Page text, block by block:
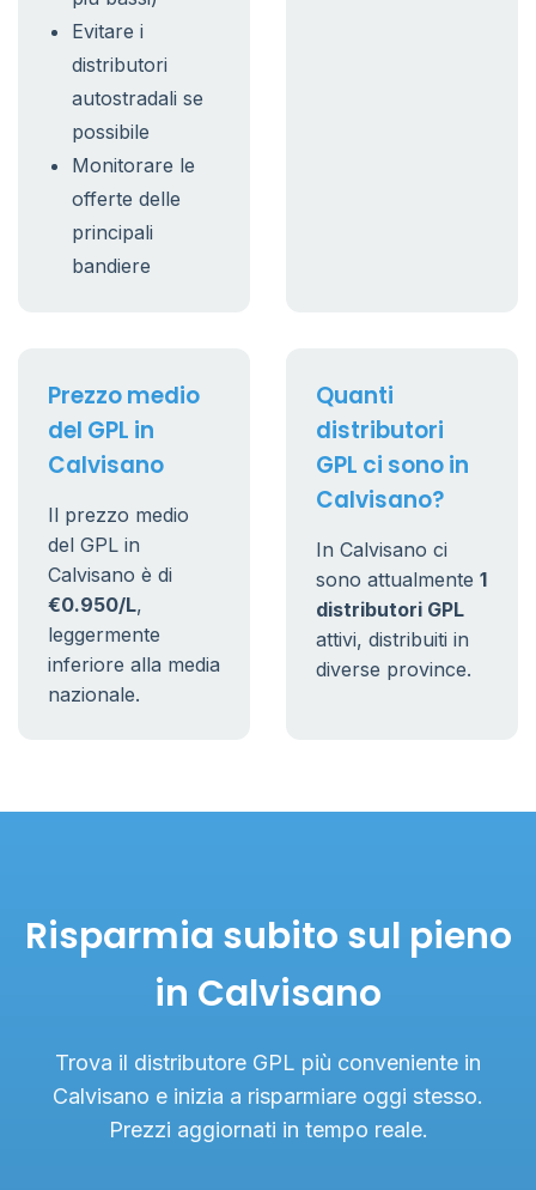
Evitare i
distributori
autostradali se
possibile
Monitorare le
offerte delle
principali
bandiere
Prezzo medio
del GPL in
Calvisano
Il prezzo medio
del GPL in
Calvisano è di
€0.950/L,
leggermente
inferiore alla media
nazionale.
Quanti
distributori
GPL ci sono in
Calvisano?
In Calvisano ci
sono attualmente 1
distributori GPL
attivi, distribuiti in
diverse province.
Risparmia subito sul pieno
in Calvisano
Trova il distributore GPL più conveniente in
Calvisano e inizia a risparmiare oggi stesso.
Prezzi aggiornati in tempo reale.